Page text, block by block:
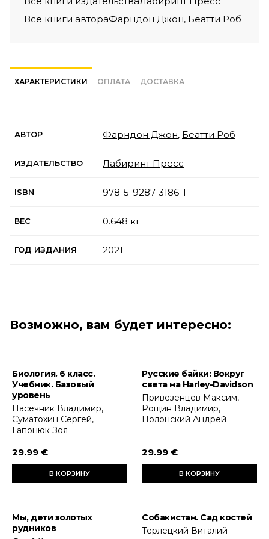
Все книги автораФарндон Джон, Беатти Роб
ХАРАКТЕРИСТИКИ ОПЛАТА ДОСТАВКА
АВТОР Фарндон Джон, Беатти Роб
ИЗДАТЕЛЬСТВО Лабиринт Пресс
ISBN 978-5-9287-3186-1
ВЕС 0.648 кг
ГОД ИЗДАНИЯ 2021
Возможно, вам будет интересно:
Биология. 6 класс.
Учебник. Базовый
уровень
Пасечник Владимир,
Суматохин Сергей,
Гапонюк Зоя
29.99 €
В КОРЗИНУ
Русские байки: Вокруг
света на Harley-Davidson
Привезенцев Максим,
Рощин Владимир,
Полонский Андрей
29.99 €
В КОРЗИНУ
Мы, дети золотых
рудников
Собакистан. Сад костей
Терлецкий Виталий